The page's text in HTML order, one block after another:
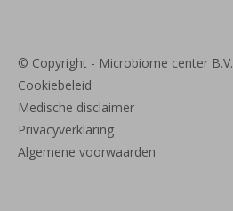
© Copyright - Microbiome center B.V.
Cookiebeleid
Medische disclaimer
Privacyverklaring
Algemene voorwaarden